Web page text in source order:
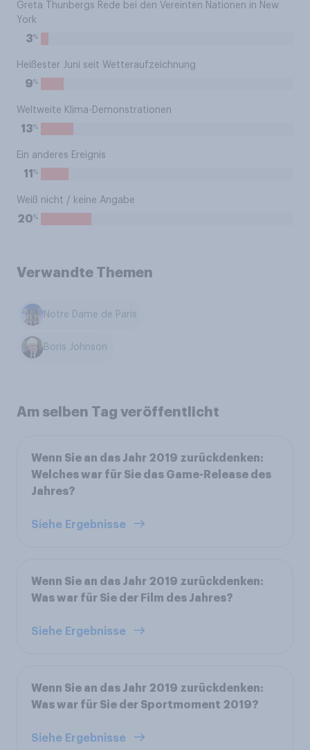
Greta Thunbergs Rede bei den Vereinten Nationen in New
York
3%
Heißester Juni seit Wetteraufzeichnung
9%
Weltweite Klima-Demonstrationen
13%
Ein anderes Ereignis
11 %
Weiß nicht / keine Angabe
20%
Verwandte Themen
Notre Dame de Paris
Boris Johnson
Am selben Tag veröffentlicht
Wenn Sie an das Jahr 2019 zurückdenken:
Welches war für Sie das Game-Release des
Jahres?
Siehe Ergebnisse
Wenn Sie an das Jahr 2019 zurückdenken:
Was war für Sie der Film des Jahres?
Siehe Ergebnisse
Wenn Sie an das Jahr 2019 zurückdenken:
Was war für Sie der Sportmoment 2019?
Siehe Ergebnisse